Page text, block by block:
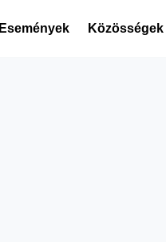
Események Közösségek